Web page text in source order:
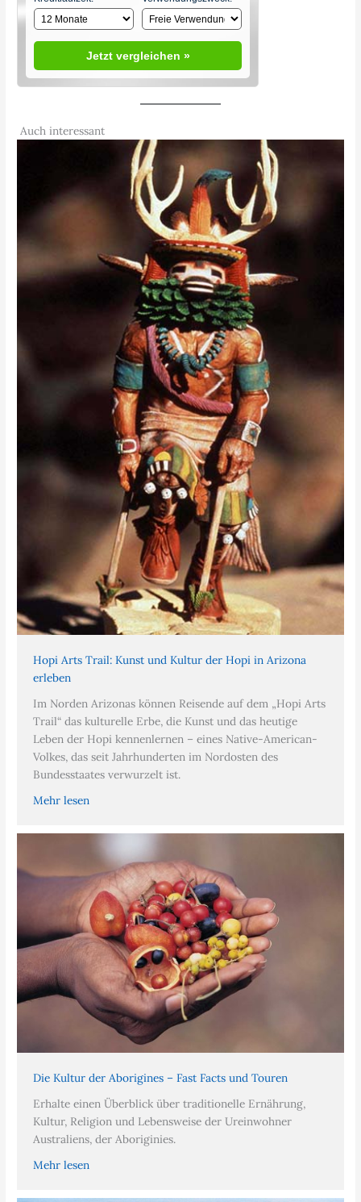
Jetzt vergleichen »
Auch interessant
Hopi Arts Trail: Kunst und Kultur der Hopi in Arizona
erleben
Im Norden Arizonas können Reisende auf dem „Hopi Arts
Trail“ das kulturelle Erbe, die Kunst und das heutige
Leben der Hopi kennenlernen – eines Native-American-
Volkes, das seit Jahrhunderten im Nordosten des
Bundesstaates verwurzelt ist.
Mehr lesen
Die Kultur der Aborigines – Fast Facts und Touren
Erhalte einen Überblick über traditionelle Ernährung,
Kultur, Religion und Lebensweise der Ureinwohner
Australiens, der Aboriginies.
Mehr lesen